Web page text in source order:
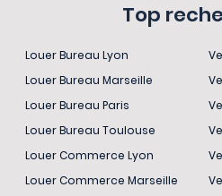
Top
Louer Bureau Lyon
Louer Bureau Marseille
Louer Bureau Paris
Louer Bureau Toulouse
Louer Commerce Lyon
Louer Commerce Marseille